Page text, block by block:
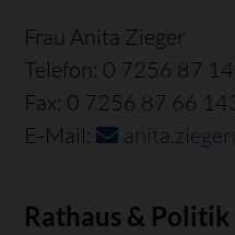
Rathaus & Politik
Frau Anita Zieger
Telefon: 0 7256 87
Fax: 0 7256 87 66
E-Mail: